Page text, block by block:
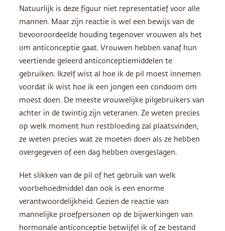
Natuurlijk is deze figuur niet representatief voor alle
mannen. Maar zijn reactie is wel een bewijs van de
bevooroordeelde houding tegenover vrouwen als het
om anticonceptie gaat. Vrouwen hebben vanaf hun
veertiende geleerd anticonceptiemiddelen te
gebruiken. Ikzelf wist al hoe ik de pil moest innemen
voordat ik wist hoe ik een jongen een condoom om
moest doen. De meeste vrouwelijke pilgebruikers van
achter in de twintig zijn veteranen. Ze weten precies
op welk moment hun restbloeding zal plaatsvinden,
ze weten precies wat ze moeten doen als ze hebben
overgegeven of een dag hebben overgeslagen.
Het slikken van de pil of het gebruik van welk
voorbehoedmiddel dan ook is een enorme
verantwoordelijkheid. Gezien de reactie van
mannelijke proefpersonen op de bijwerkingen van
hormonale anticonceptie betwijfel ik of ze bestand